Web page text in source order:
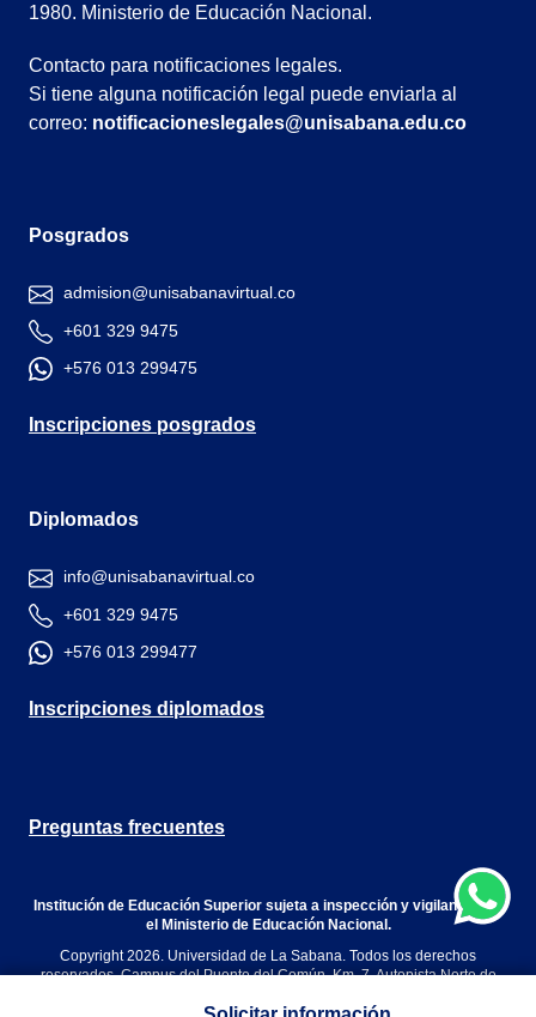
1980. Ministerio de Educación Nacional.
Contacto para notificaciones legales.
Si tiene alguna notificación legal puede enviarla al
correo: notificacioneslegales@unisabana.edu.co
Posgrados
admision@unisabanavirtual.co
+601 329 9475
+576 013 299475
Inscripciones posgrados
Diplomados
info@unisabanavirtual.co
+601 329 9475
+576 013 299477
Inscripciones diplomados
Preguntas frecuentes
Institución de Educación Superior sujeta a inspección y vigilancia por
el Ministerio de Educación Nacional.
Copyright 2026. Universidad de La Sabana. Todos los derechos
reservados. Campus del Puente del Común, Km. 7, Autopista Norte de